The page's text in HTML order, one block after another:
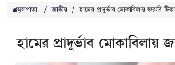
মূলপাতা / জাতীয় / হামের প্রাদুর্ভাব মোকাবিলায় জরুরি
হামের প্রাদুর্ভাব মোকাবিলায়